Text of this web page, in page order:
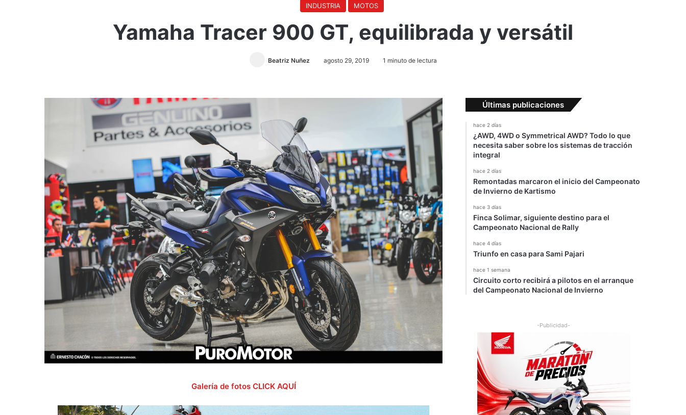
INDUSTRIA MOTOS
Yamaha Tracer 900 GT, equilibrada y versátil
Beatriz Nuñez agosto 29, 2019 1 minuto de lectura
Galería de fotos CLICK AQUÍ
Últimas publicaciones
hace 2 días
¿AWD, 4WD o Symmetrical AWD? Todo lo que
necesita saber sobre los sistemas de tracción
integral
hace 2 días
Remontadas marcaron el inicio del Campeonato
de Invierno de Kartismo
hace 3 días
Finca Solimar, siguiente destino para el
Campeonato Nacional de Rally
hace 4 días
Triunfo en casa para Sami Pajari
hace 1 semana
Circuito corto recibirá a pilotos en el arranque
del Campeonato Nacional de Invierno
-Publicidad-